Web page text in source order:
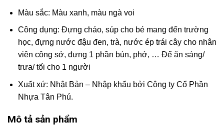
Màu sắc: Màu xanh, màu ngà voi
Công dụng: Đựng cháo, súp cho bé mang đến trường
học, đựng nước đậu đen, trà, nước ép trái cây cho nhân
viên công sở, đựng 1 phần bún, phở, … Để ăn sáng/
trưa/ tối cho 1 người
Xuất xứ: Nhật Bản – Nhập khẩu bởi Công ty Cổ Phần
Nhựa Tân Phú.
Mô tả sản phẩm